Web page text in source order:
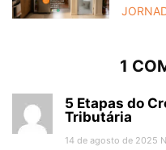
1
5 Etapas do
Tributária
14 de agosto de 2025